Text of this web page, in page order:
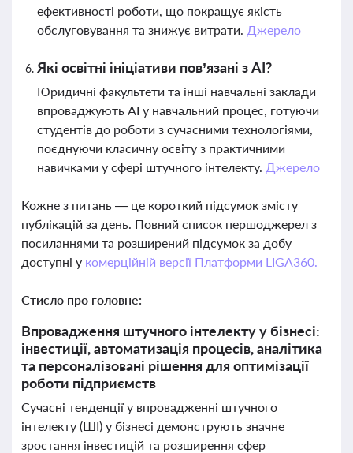
ефективності роботи, що покращує якість
обслуговування та знижує витрати. Джерело
Які освітні ініціативи пов’язані з AI?
Юридичні факультети та інші навчальні заклади
впроваджують AI у навчальний процес, готуючи
студентів до роботи з сучасними технологіями,
поєднуючи класичну освіту з практичними
навичками у сфері штучного інтелекту. Джерело
Кожне з питань — це короткий підсумок змісту
публікацій за день. Повний список першоджерел з
посиланнями та розширений підсумок за добу
доступні у комерційній версії Платформи LIGA360.
Стисло про головне:
Впровадження штучного інтелекту у бізнесі:
інвестиції, автоматизація процесів, аналітика
та персоналізовані рішення для оптимізації
роботи підприємств
Сучасні тенденції у впровадженні штучного
інтелекту (ШІ) у бізнесі демонструють значне
зростання інвестицій та розширення сфер